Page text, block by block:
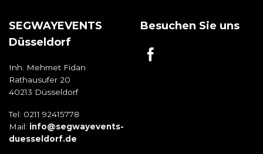
SEGWAYEVENTS
Düsseldorf
Inh. Mehmet Fidan
Rathausufer 20
40213 Düsseldorf
Tel: 0211 92415778
Mail: info@segwayevents-
duesseldorf.de
Besuchen Sie uns